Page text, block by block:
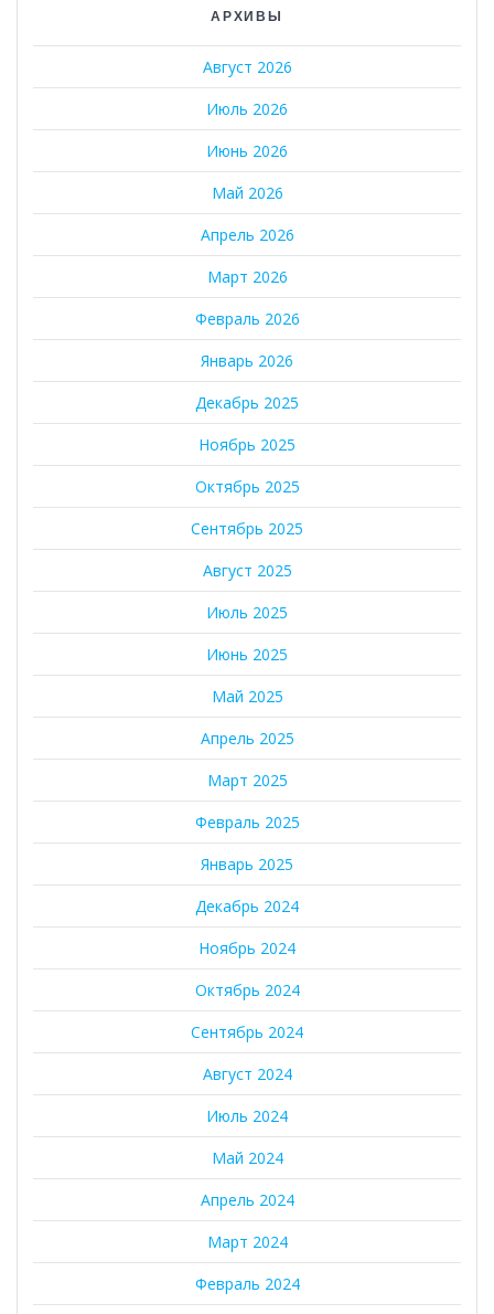
АРХИВЫ
Август 2026
Июль 2026
Июнь 2026
Май 2026
Апрель 2026
Март 2026
Февраль 2026
Январь 2026
Декабрь 2025
Ноябрь 2025
Октябрь 2025
Сентябрь 2025
Август 2025
Июль 2025
Июнь 2025
Май 2025
Апрель 2025
Март 2025
Февраль 2025
Январь 2025
Декабрь 2024
Ноябрь 2024
Октябрь 2024
Сентябрь 2024
Август 2024
Июль 2024
Май 2024
Апрель 2024
Март 2024
Февраль 2024